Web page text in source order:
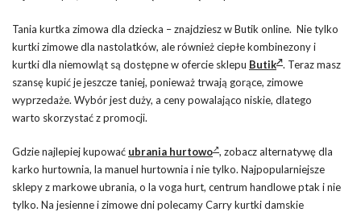
Tania kurtka zimowa dla dziecka – znajdziesz w Butik online. Nie tylko
kurtki zimowe dla nastolatków, ale również ciepłe kombinezony i
kurtki dla niemowląt są dostępne w ofercie sklepu Butik . Teraz masz
szansę kupić je jeszcze taniej, ponieważ trwają gorące, zimowe
wyprzedaże. Wybór jest duży, a ceny powalająco niskie, dlatego
warto skorzystać z promocji.
Gdzie najlepiej kupować ubrania hurtowo , zobacz alternatywę dla
karko hurtownia, la manuel hurtownia i nie tylko. Najpopularniejsze
sklepy z markowe ubrania, o la voga hurt, centrum handlowe ptak i nie
tylko. Na jesienne i zimowe dni polecamy Carry kurtki damskie